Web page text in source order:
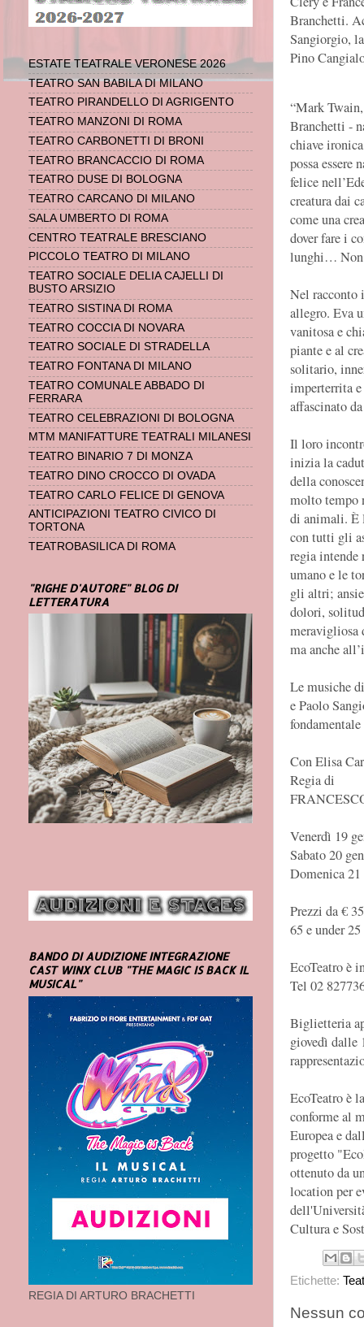
Branchetti.
Sangiorgio,
Pino
“Mark
Branchetti -
chiave
possa essere
felice
creatura dai
come una
dover fare i
lunghi… Non
Nel racconto
allegro. Eva
vanitosa e
piante e al
solitario,
imperterrita
affascinato
Il loro
inizia la
della
molto tempo
di animali. È
con tutti gli
regia intende
umano e le
gli altri;
dolori,
meravigliosa
ma anche
Le musiche
e Paolo
Con Elisa
Regia di
Venerdì 19
Sabato 20
Domenica 21
Prezzi da €
65 e under 25
EcoTeatro è
Tel 02
Biglietteria
giovedì dalle
EcoTeatro è
conforme al
Europea e
progetto
ottenuto da
location per
Cultura e
Etichette:
Nessun
ESTATE TEATRALE VERONESE 2026
TEATRO SAN BABILA DI MILANO
TEATRO PIRANDELLO DI AGRIGENTO
TEATRO MANZONI DI ROMA
TEATRO CARBONETTI DI BRONI
TEATRO BRANCACCIO DI ROMA
TEATRO DUSE DI BOLOGNA
TEATRO CARCANO DI MILANO
SALA UMBERTO DI ROMA
CENTRO TEATRALE BRESCIANO
PICCOLO TEATRO DI MILANO
TEATRO SOCIALE DELIA CAJELLI DI
BUSTO ARSIZIO
TEATRO SISTINA DI ROMA
TEATRO COCCIA DI NOVARA
TEATRO SOCIALE DI STRADELLA
TEATRO FONTANA DI MILANO
TEATRO COMUNALE ABBADO DI
FERRARA
TEATRO CELEBRAZIONI DI BOLOGNA
MTM MANIFATTURE TEATRALI MILANESI
TEATRO BINARIO 7 DI MONZA
TEATRO DINO CROCCO DI OVADA
TEATRO CARLO FELICE DI GENOVA
ANTICIPAZIONI TEATRO CIVICO DI
TORTONA
TEATROBASILICA DI ROMA
"RIGHE D'AUTORE" BLOG DI
LETTERATURA
BANDO DI AUDIZIONE INTEGRAZIONE
CAST WINX CLUB "THE MAGIC IS BACK IL
MUSICAL"
REGIA DI ARTURO BRACHETTI